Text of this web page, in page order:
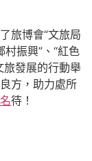
旅博會“文旅局
村振興”、“紅色
旅發展的行動舉
方，助力處所
待！